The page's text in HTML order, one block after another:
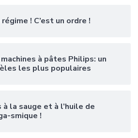
! C’est un ordre !
à pâtes Philips: un
les plus populaires
la sauge et à l’huile de
smique !